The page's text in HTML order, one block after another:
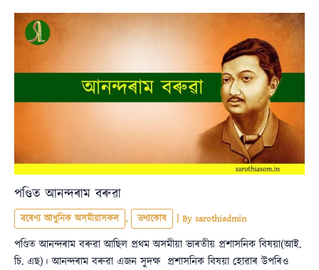
পণ্ডিত আনন্দৰাম বৰুৱা
বৰেণ্য আধুনিক অসমীয়াসকল , তথ্যকোষ | By sarothiadmin
পণ্ডিত আনন্দৰাম বৰুৱা আছিল প্ৰথম অসমীয়া ভাৰতীয় প্ৰশাসনিক বিষয়া(আই.
চি. এছ)। আনন্দৰাম বৰুৱা এজন সুদক্ষ প্ৰশাসনিক বিষয়া হোৱাৰ উপৰিও